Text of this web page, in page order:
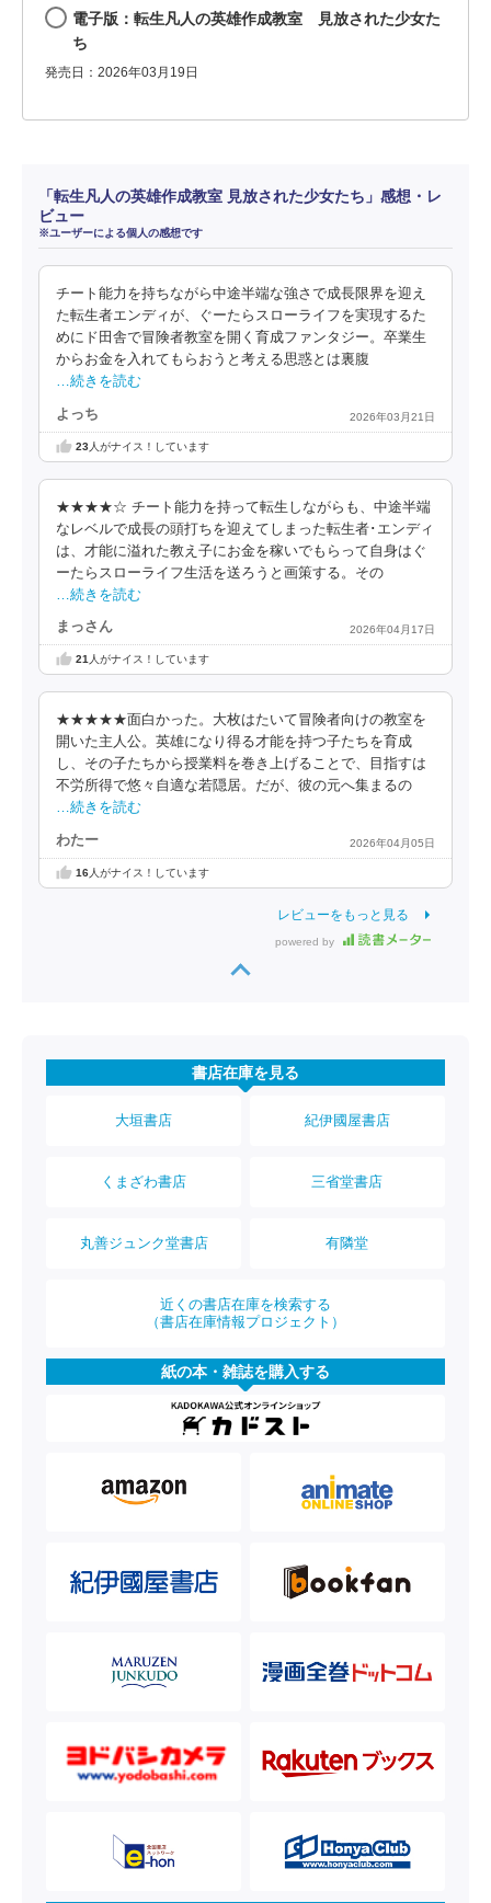
電子版：転生凡人の英雄作成教室 見放された少女た
ち
発売日：2026年03月19日
「転生凡人の英雄作成教室 見放された少女たち」感想・レ
ビュー
※ユーザーによる個人の感想です
チート能力を持ちながら中途半端な強さで成長限界を迎え
た転生者エンディが、ぐーたらスローライフを実現するた
めにド田舎で冒険者教室を開く育成ファンタジー。卒業生
からお金を入れてもらおうと考える思惑とは裏腹
…続きを読む
よっち 2026年03月21日
23人がナイス！しています
★★★★☆ チート能力を持って転生しながらも、中途半端
なレベルで成長の頭打ちを迎えてしまった転生者･エンディ
は、才能に溢れた教え子にお金を稼いでもらって自身はぐ
ーたらスローライフ生活を送ろうと画策する。その
…続きを読む
まっさん 2026年04月17日
21 人がナイス！しています
★★★★★面白かった。大枚はたいて冒険者向けの教室を
開いた主人公。英雄になり得る才能を持つ子たちを育成
し、その子たちから授業料を巻き上げることで、目指すは
不労所得で悠々自適な若隠居。だが、彼の元へ集まるの
…続きを読む
わたー 2026年04月05日
16人がナイス！しています
レビューをもっと見る
powered by
書店在庫を見る
大垣書店 紀伊國屋書店
くまざわ書店 三省堂書店
丸善ジュンク堂書店 有隣堂
近くの書店在庫を検索する
（書店在庫情報プロジェクト）
紙の本・雑誌を購入する